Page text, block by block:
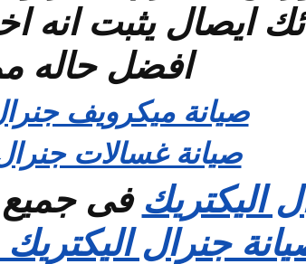
ايصال يثبت انه
افضل حاله
صيانة ميكرويف
صيانة غسالات
اليكتريك فى جميع
جنرال